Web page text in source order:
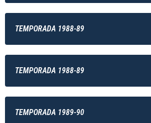
TEMPORADA 1988-89
TEMPORADA 1988-89
TEMPORADA 1989-90